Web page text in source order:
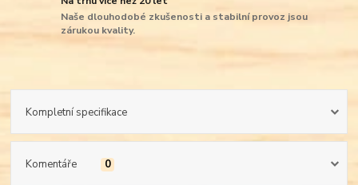
Naše dlouhodobé zkušenosti a stabilní provoz jsou
zárukou kvality.
Kompletní specifikace
Komentáře 0